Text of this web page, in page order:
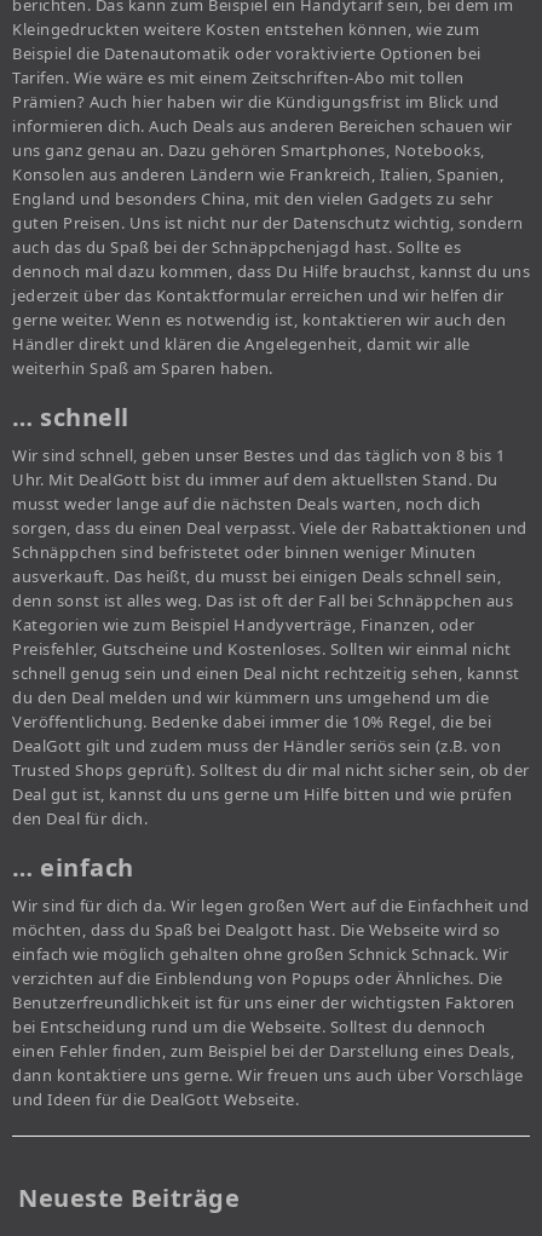
berichten. Das kann zum Beispiel ein Handytarif sein, bei dem im
Kleingedruckten weitere Kosten entstehen können, wie zum
Beispiel die Datenautomatik oder voraktivierte Optionen bei
Tarifen. Wie wäre es mit einem Zeitschriften-Abo mit tollen
Prämien? Auch hier haben wir die Kündigungsfrist im Blick und
informieren dich. Auch Deals aus anderen Bereichen schauen wir
uns ganz genau an. Dazu gehören Smartphones, Notebooks,
Konsolen aus anderen Ländern wie Frankreich, Italien, Spanien,
England und besonders China, mit den vielen Gadgets zu sehr
guten Preisen. Uns ist nicht nur der Datenschutz wichtig, sondern
auch das du Spaß bei der Schnäppchenjagd hast. Sollte es
dennoch mal dazu kommen, dass Du Hilfe brauchst, kannst du uns
jederzeit über das Kontaktformular erreichen und wir helfen dir
gerne weiter. Wenn es notwendig ist, kontaktieren wir auch den
Händler direkt und klären die Angelegenheit, damit wir alle
weiterhin Spaß am Sparen haben.
… schnell
Wir sind schnell, geben unser Bestes und das täglich von 8 bis 1
Uhr. Mit DealGott bist du immer auf dem aktuellsten Stand. Du
musst weder lange auf die nächsten Deals warten, noch dich
sorgen, dass du einen Deal verpasst. Viele der Rabattaktionen und
Schnäppchen sind befristetet oder binnen weniger Minuten
ausverkauft. Das heißt, du musst bei einigen Deals schnell sein,
denn sonst ist alles weg. Das ist oft der Fall bei Schnäppchen aus
Kategorien wie zum Beispiel Handyverträge, Finanzen, oder
Preisfehler, Gutscheine und Kostenloses. Sollten wir einmal nicht
schnell genug sein und einen Deal nicht rechtzeitig sehen, kannst
du den Deal melden und wir kümmern uns umgehend um die
Veröffentlichung. Bedenke dabei immer die 10% Regel, die bei
DealGott gilt und zudem muss der Händler seriös sein (z.B. von
Trusted Shops geprüft). Solltest du dir mal nicht sicher sein, ob der
Deal gut ist, kannst du uns gerne um Hilfe bitten und wie prüfen
den Deal für dich.
… einfach
Wir sind für dich da. Wir legen großen Wert auf die Einfachheit und
möchten, dass du Spaß bei Dealgott hast. Die Webseite wird so
einfach wie möglich gehalten ohne großen Schnick Schnack. Wir
verzichten auf die Einblendung von Popups oder Ähnliches. Die
Benutzerfreundlichkeit ist für uns einer der wichtigsten Faktoren
bei Entscheidung rund um die Webseite. Solltest du dennoch
einen Fehler finden, zum Beispiel bei der Darstellung eines Deals,
dann kontaktiere uns gerne. Wir freuen uns auch über Vorschläge
und Ideen für die DealGott Webseite.
Neueste Beiträge